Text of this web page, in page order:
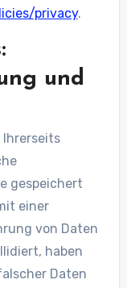
privacy.
und
gespeichert
einer
von Daten
haben
Daten